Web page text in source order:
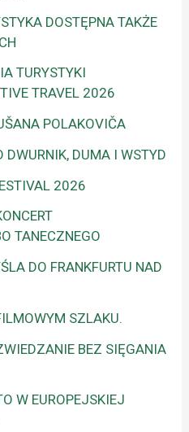
DOSTĘPNA TAKŻE
TURYSTYKI
TRAVEL 2026
POLAKOVIČA
DWURNIK, DUMA I WSTYD
2026
TANECZNEGO
DO FRANKFURTU NAD
SZLAKU.
BEZ SIĘGANIA
W EUROPEJSKIEJ